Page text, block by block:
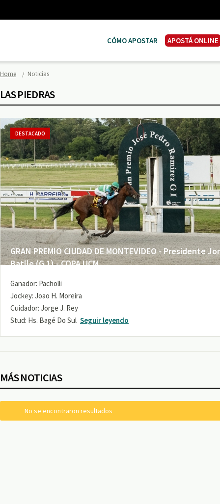
CÓMO APOSTAR APOSTÁ ONLINE
Home Noticias
LAS PIEDRAS
GRAN PREMIO CIUDAD DE MONTEVIDEO - Presidente
Batlle (G 1) - COPA UCM
DESTACADO
Ganador: Pacholli
Jockey: Joao H. Moreira
Cuidador: Jorge J. Rey
Stud: Hs. Bagé Do Sul Seguir leyendo
MÁS NOTICIAS
No se encontraron resultados